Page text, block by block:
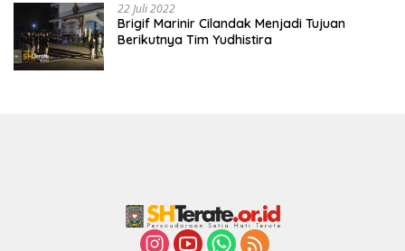
22 Juli 2022
Brigif Marinir Cilandak Menjadi Tujuan
Berikutnya Tim Yudhistira